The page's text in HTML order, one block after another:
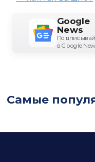
Google
News
в Google
Самые